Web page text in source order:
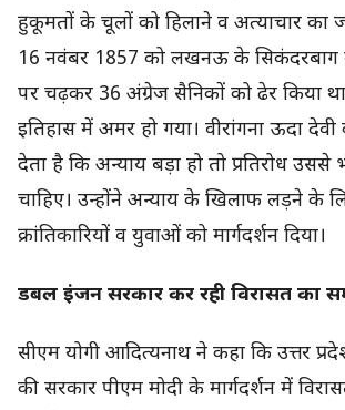
हुकूमतों के चूलों को हिलाने व अत्याचार का
16 नवंबर 1857 को लखनऊ के
पर चढ़कर 36 अंग्रेज सैनिकों को ढेर किया
इतिहास में अमर हो गया। वीरांगना ऊदा देवी
देता है कि अन्याय बड़ा हो तो प्रतिरोध उससे
चाहिए। उन्होंने अन्याय के खिलाफ लड़ने के
क्रांतिकारियों व युवाओं को मार्गदर्शन दिया।
डबल इंजन सरकार कर रही विरासत का
सीएम योगी आदित्यनाथ ने कहा कि उत्तर
की सरकार पीएम मोदी के मार्गदर्शन में